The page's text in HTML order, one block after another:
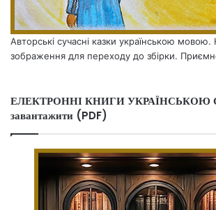
Авторські сучасні казки українською мовою.
зображення для переходу до збірки.
ЕЛЕКТРОННІ КНИГИ УКРАЇНСЬКОЮ
завантажити (PDF)